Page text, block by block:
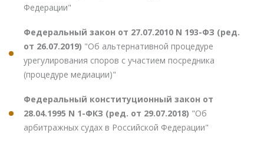
Федерации"
Федеральный закон от 27.07.2010 N 193-ФЗ (ред.
от 26.07.2019) "Об альтернативной процедуре
урегулирования споров с участием посредника
(процедуре медиации)"
Федеральный конституционный закон от
28.04.1995 N 1-ФКЗ (ред. от 29.07.2018) "Об
арбитражных судах в Российской Федерации"